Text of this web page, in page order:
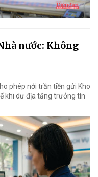
nước: Không
phép nới trần tiền gửi Kho
khi dư địa tăng trưởng tín